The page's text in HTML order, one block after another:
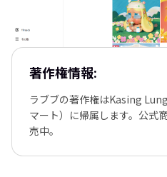
著作権情報:
ラブブの著作権はKasing
マート）に帰属します。公式
売中。